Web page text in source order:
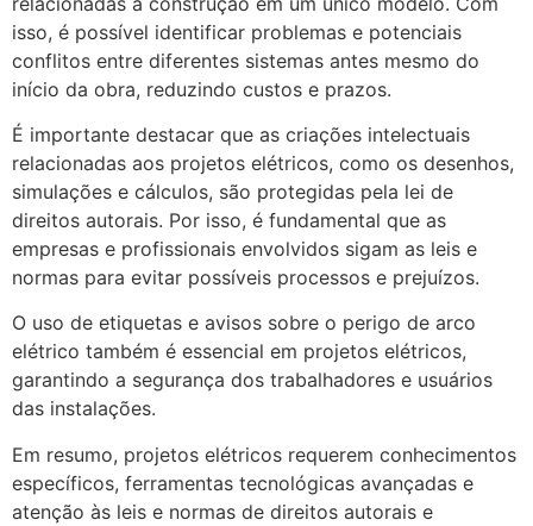
isso, é possível identificar problemas e potenciais
conflitos entre diferentes sistemas antes mesmo do
início da obra, reduzindo custos e prazos.
É importante destacar que as criações intelectuais
relacionadas aos projetos elétricos, como os desenhos,
simulações e cálculos, são protegidas pela lei de
direitos autorais. Por isso, é fundamental que as
empresas e profissionais envolvidos sigam as leis e
normas para evitar possíveis processos e prejuízos.
O uso de etiquetas e avisos sobre o perigo de arco
elétrico também é essencial em projetos elétricos,
garantindo a segurança dos trabalhadores e usuários
das instalações.
Em resumo, projetos elétricos requerem conhecimentos
específicos, ferramentas tecnológicas avançadas e
atenção às leis e normas de direitos autorais e